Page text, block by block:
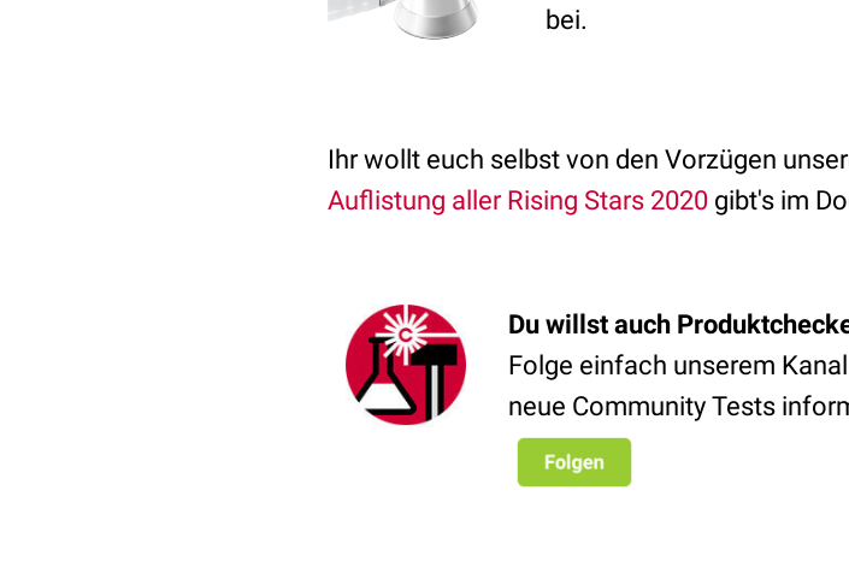
bei.
Ihr wollt euch selbst von den Vorzügen
Auflistung aller Rising Stars 2020 gibt's im
Du willst auch
Folge einfach unserem Kanal
neue Community Tests